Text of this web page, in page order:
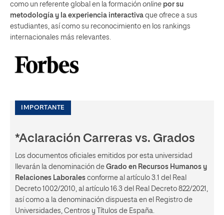
como un referente global en la formación online por su
metodología y la experiencia interactiva que ofrece a sus
estudiantes, así como su reconocimiento en los rankings
internacionales más relevantes.
IMPORTANTE
*Aclaración Carreras vs. Grados
Los documentos oficiales emitidos por esta universidad
llevarán la denominación de Grado en Recursos Humanos y
Relaciones Laborales conforme al artículo 3.1 del Real
Decreto 1002/2010, al artículo 16.3 del Real Decreto 822/2021,
así como a la denominación dispuesta en el Registro de
Universidades, Centros y Títulos de España.